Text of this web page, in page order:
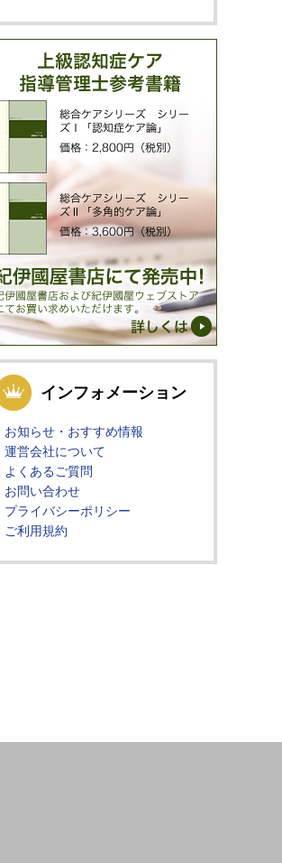
インフォメーション
お知らせ・おすすめ情報
運営会社について
よくあるご質問
お問い合わせ
プライバシーポリシー
ご利用規約